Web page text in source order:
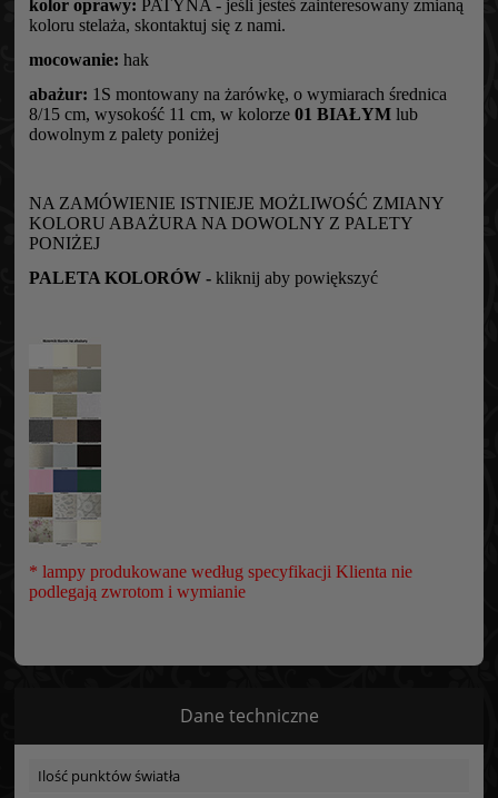
kolor oprawy: PATYNA - jeśli jesteś zainteresowany zmianą
koloru stelaża, skontaktuj się z nami.
mocowanie: hak
abażur: 1S montowany na żarówkę, o wymiarach średnica
8/15 cm, wysokość 11 cm, w kolorze 01 BIAŁYM lub
dowolnym z palety poniżej
NA ZAMÓWIENIE ISTNIEJE MOŻLIWOŚĆ ZMIANY
KOLORU ABAŻURA NA DOWOLNY Z PALETY
PONIŻEJ
PALETA KOLORÓW - kliknij aby powiększyć
* lampy produkowane według specyfikacji Klienta nie
podlegają zwrotom i wymianie
Dane techniczne
Ilość punktów światła